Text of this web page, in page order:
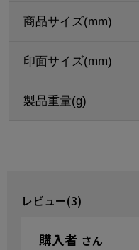
商品サイズ(mm)
印面サイズ(mm)
製品重量(g)
レビュー(3)
購入者 さん